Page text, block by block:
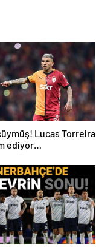
Lucas Torreira
ediyor…